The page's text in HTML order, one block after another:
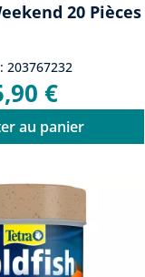
20 Pièces
203767232
€
au panier